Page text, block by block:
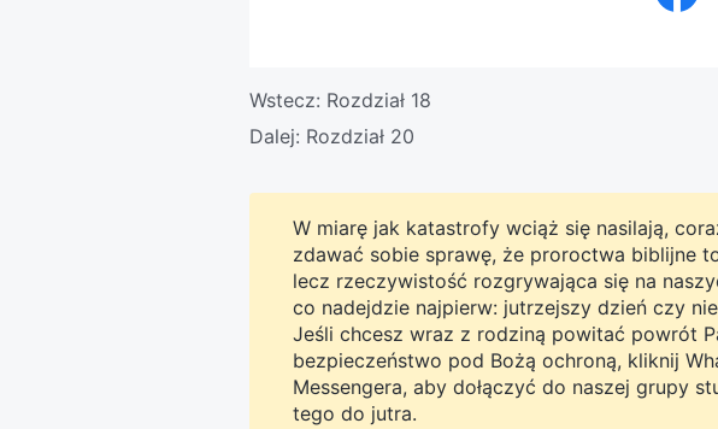
Wstecz: Rozdział 18
Dalej: Rozdział 20
W miarę jak katastrofy wciąż się nasilają,
zdawać sobie sprawę, że proroctwa biblijne
lecz rzeczywistość rozgrywająca się na
co nadejdzie najpierw: jutrzejszy dzień czy
Jeśli chcesz wraz z rodziną powitać powrót
bezpieczeństwo pod Bożą ochroną, kliknij
Messengera, aby dołączyć do naszej grupy
tego do jutra.